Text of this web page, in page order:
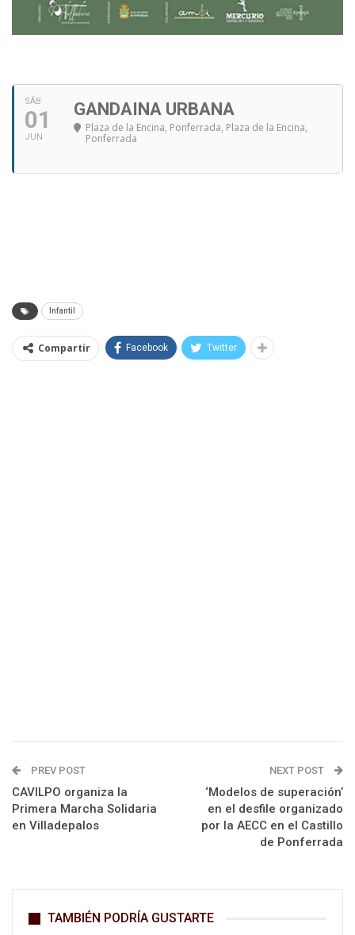
SÁB
01
JUN
GANDAINA URBANA
Plaza de la Encina, Ponferrada, Plaza de la Encina,
Ponferrada
Infantil
Compartir Facebook Twitter
PREV POST
CAVILPO organiza la
Primera Marcha Solidaria
en Villadepalos
NEXT POST
‘Modelos de superación’
en el desfile organizado
por la AECC en el Castillo
de Ponferrada
TAMBIÉN PODRÍA GUSTARTE